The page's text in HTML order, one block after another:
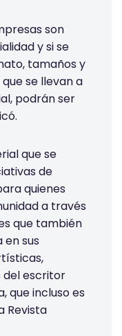
son
y si se
tamaños y
se llevan a
podrán ser
que se
de
quienes
a través
que también
sus
del escritor
que incluso es
Revista